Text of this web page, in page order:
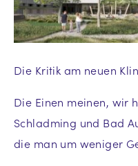
Die Kritik am neuen
Die Einen meinen, wir
Schladming und Bad
die man um weniger